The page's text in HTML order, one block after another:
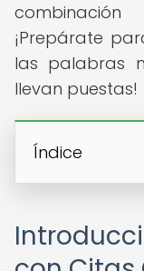
¡Prepárate
las palabras
llevan puestas!
Índice